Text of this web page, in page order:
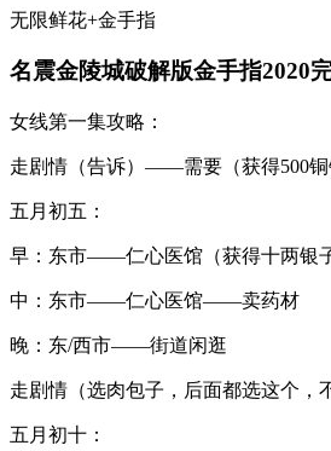
无限鲜花+金手指
名震金陵城破解版金手指2020
女线第一集攻略：
走剧情（告诉）——需要（获得500铜
五月初五：
早：东市——仁心医馆（获得十两银子
中：东市——仁心医馆——卖药材
晚：东/西市——街道闲逛
走剧情（选肉包子，后面都选这个，
五月初十：